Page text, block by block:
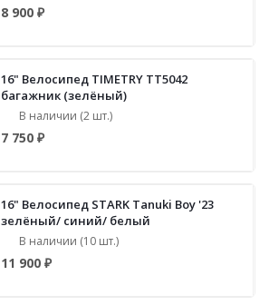
8 900 ₽
16" Велосипед TIMETRY TT5042
багажник (зелёный)
В наличии (2 шт.)
7 750 ₽
16" Велосипед STARK Tanuki Boy '23
зелёный/ синий/ белый
В наличии (10 шт.)
11 900 ₽